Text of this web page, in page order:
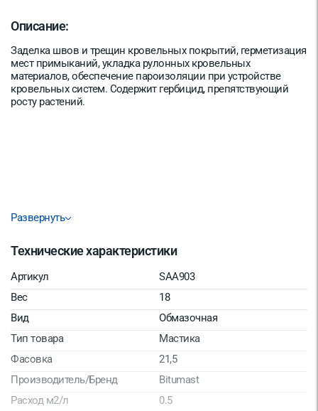
Описание:
Заделка швов и трещин кровельных покрытий, герметизация
мест примыканий, укладка рулонных кровельных
материалов, обеспечение пароизоляции при устройстве
кровельных систем. Содержит гербицид, препятствующий
росту растений.
Развернуть
Технические характеристики
Артикул
SAA903
Вес
18
Вид
Обмазочная
Тип товара
Мастика
Фасовка
21,5
Производитель/Бренд
Bitumast
Расход м2/л
0.5